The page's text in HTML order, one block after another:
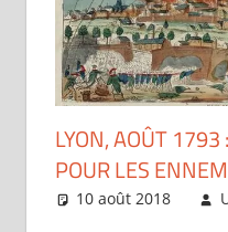
LYON, AOÛT 1793
POUR LES
10 août 2018